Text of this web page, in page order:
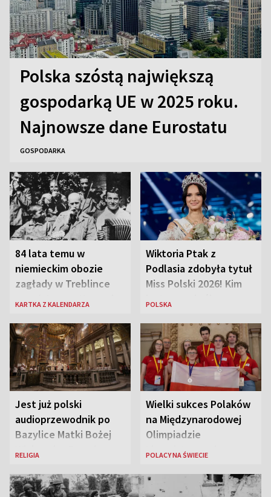
Polska szóstą największą
gospodarką UE w 2025 roku.
Najnowsze dane Eurostatu
GOSPODARKA
84 lata temu w
niemieckim obozie
zagłady w Treblince
zmarł Janusz Korczak
KARTKA Z KALENDARZA
Wiktoria Ptak z
Podlasia zdobyła tytuł
Miss Polski 2026! Kim
jest nowa królowa
POLSKA
Jest już polski
audioprzewodnik po
Bazylice Matki Bożej
Większej w Rzymie
RELIGIA
Wielki sukces Polaków
na Międzynarodowej
Olimpiadzie
Lingwistycznej
POLACY NA ŚWIECIE